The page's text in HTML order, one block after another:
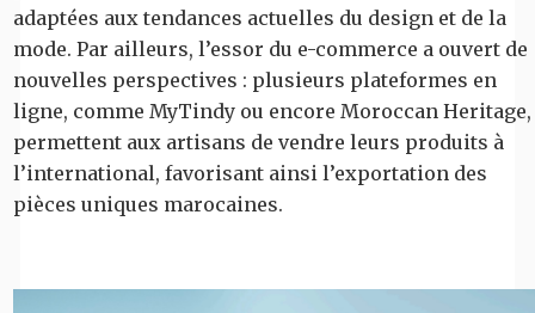
adaptées aux tendances actuelles du design et de la
mode. Par ailleurs, l’essor du e-commerce a ouvert de
nouvelles perspectives : plusieurs plateformes en
ligne, comme MyTindy ou encore Moroccan Heritage,
permettent aux artisans de vendre leurs produits à
l’international, favorisant ainsi l’exportation des
pièces uniques marocaines.